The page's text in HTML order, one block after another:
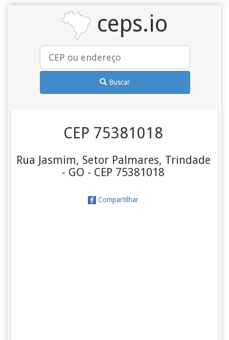
ceps.io
Buscar
CEP 75381018
Rua Jasmim, Setor Palmares, Trindade
- GO - CEP 75381018
Compartilhar